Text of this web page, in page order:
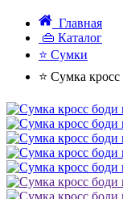
Главная
👜 Каталог
⭐ Сумки
⭐ Сумка